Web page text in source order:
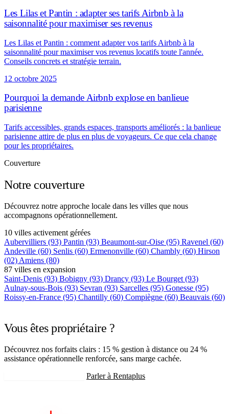
Les Lilas et Pantin : adapter ses tarifs Airbnb à la
saisonnalité pour maximiser ses revenus
Les Lilas et Pantin : comment adapter vos tarifs Airbnb à la
saisonnalité pour maximiser vos revenus locatifs toute l'année.
Conseils concrets et stratégie terrain.
12 octobre 2025
Pourquoi la demande Airbnb explose en banlieue
parisienne
Tarifs accessibles, grands espaces, transports améliorés : la banlieue
parisienne attire de plus en plus de voyageurs. Ce que cela change
pour les propriétaires.
Couverture
Notre couverture
Découvrez notre approche locale dans les villes que nous
accompagnons opérationnellement.
10 villes activement gérées
Aubervilliers (93) Pantin (93) Beaumont-sur-Oise (95) Ravenel (60)
Andeville (60) Senlis (60) Ermenonville (60) Chambly (60) Hirson
(02) Amiens (80)
87 villes en expansion
Saint-Denis (93) Bobigny (93) Drancy (93) Le Bourget (93)
Aulnay-sous-Bois (93) Sevran (93) Sarcelles (95) Gonesse (95)
Roissy-en-France (95) Chantilly (60) Compiègne (60) Beauvais (60)
Vous êtes propriétaire ?
Découvrez nos forfaits clairs : 15 % gestion à distance ou 24 %
assistance opérationnelle renforcée, sans marge cachée.
Parler à Rentaplus